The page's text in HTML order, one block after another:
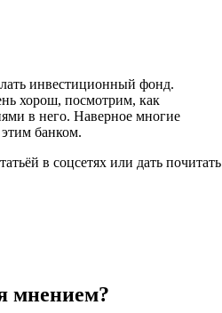
инвестиционный фонд.
хорош, посмотрим, как
в него. Наверное многие
этим банком.
в соцсетях или дать почитать
мнением?